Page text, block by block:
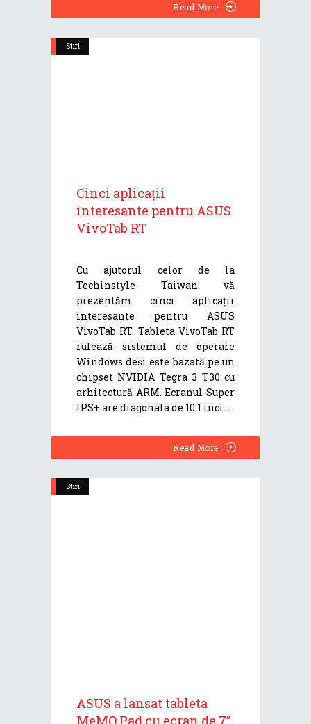
Read More
Stiri
Cinci aplicații
interesante pentru ASUS
VivoTab RT
Cu ajutorul celor de la
Techinstyle Taiwan vă
prezentăm cinci aplicații
interesante pentru ASUS
VivoTab RT. Tableta VivoTab RT
rulează sistemul de operare
Windows deși este bazată pe un
chipset NVIDIA Tegra 3 T30 cu
arhitectură ARM. Ecranul Super
IPS+ are diagonala de 10.1 inci
Read More
Stiri
ASUS a lansat tableta
MeMO Pad cu ecran de 7”